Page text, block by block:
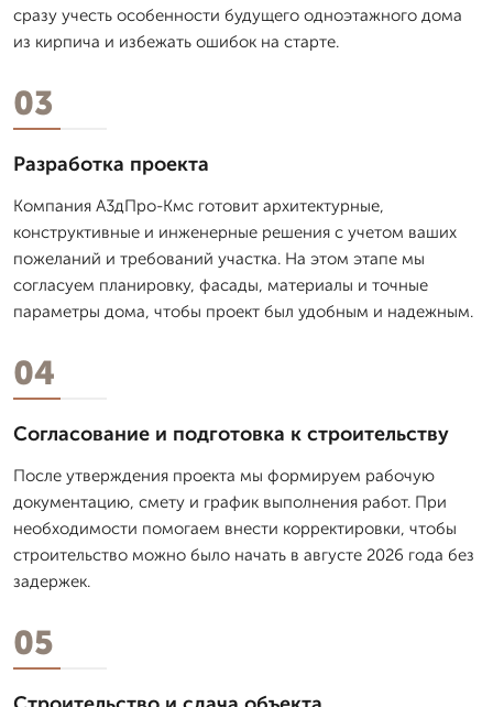
сразу учесть особенности будущего одноэтажного дома
из кирпича и избежать ошибок на старте.
03
Разработка проекта
Компания А3дПро-Кмс готовит архитектурные,
конструктивные и инженерные решения с учетом ваших
пожеланий и требований участка. На этом этапе мы
согласуем планировку, фасады, материалы и точные
параметры дома, чтобы проект был удобным и надежным.
04
Согласование и подготовка к строительству
После утверждения проекта мы формируем рабочую
документацию, смету и график выполнения работ. При
необходимости помогаем внести корректировки, чтобы
строительство можно было начать в августе 2026 года без
задержек.
05